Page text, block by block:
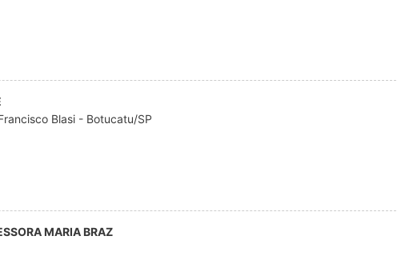
Blasi - Botucatu/SP
MARIA BRAZ